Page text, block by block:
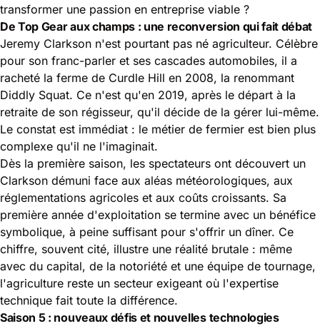
transformer une passion en entreprise viable ?
De Top Gear aux champs : une reconversion qui fait débat
Jeremy Clarkson n'est pourtant pas né agriculteur. Célèbre
pour son franc-parler et ses cascades automobiles, il a
racheté la ferme de Curdle Hill en 2008, la renommant
Diddly Squat. Ce n'est qu'en 2019, après le départ à la
retraite de son régisseur, qu'il décide de la gérer lui-même.
Le constat est immédiat : le métier de fermier est bien plus
complexe qu'il ne l'imaginait.
Dès la première saison, les spectateurs ont découvert un
Clarkson démuni face aux aléas météorologiques, aux
réglementations agricoles et aux coûts croissants. Sa
première année d'exploitation se termine avec un bénéfice
symbolique, à peine suffisant pour s'offrir un dîner. Ce
chiffre, souvent cité, illustre une réalité brutale : même
avec du capital, de la notoriété et une équipe de tournage,
l'agriculture reste un secteur exigeant où l'expertise
technique fait toute la différence.
Saison 5 : nouveaux défis et nouvelles technologies